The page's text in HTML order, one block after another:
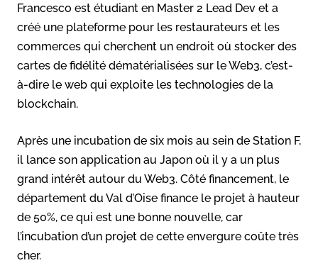
Francesco est étudiant en Master 2 Lead Dev et a
créé une plateforme pour les restaurateurs et les
commerces qui cherchent un endroit où stocker des
cartes de fidélité dématérialisées sur le Web3, c’est-
à-dire le web qui exploite les technologies de la
blockchain.
Après une incubation de six mois au sein de Station F,
il lance son application au Japon où il y a un plus
grand intérêt autour du Web3. Côté financement, le
département du Val d’Oise finance le projet à hauteur
de 50%, ce qui est une bonne nouvelle, car
l’incubation d’un projet de cette envergure coûte très
cher.